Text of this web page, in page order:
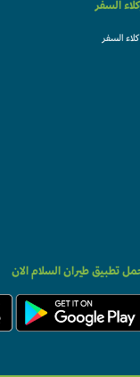
السفر
السفر
تطبيق طيران السلام الان